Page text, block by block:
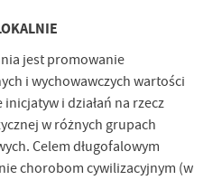
jest promowanie
i wychowawczych wartości
i działań na rzecz
w różnych grupach
Celem długofalowym
chorobom cywilizacyjnym (w